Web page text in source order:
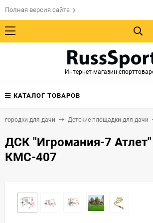
Полная версия сайта
Интернет-магазин
КАТАЛОГ ТОВАРОВ
городки для дачи Детские площадки для дачи
ДСК "Игромания-7
КМС-407